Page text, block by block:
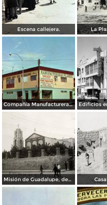
Escena callejera. La
Compañía Manufacturera Plamex, en el cruce de Insurgentes y Paraguay
Misión de Guadalupe, depúes de la toma de Ciudad Juárez, durante la Revolución Mexicana